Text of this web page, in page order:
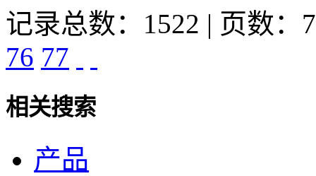
记录总数：1522 | 页数：
76 77
相关搜索
产品